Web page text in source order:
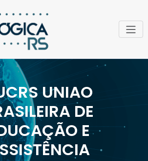
UNIAO
DE
E